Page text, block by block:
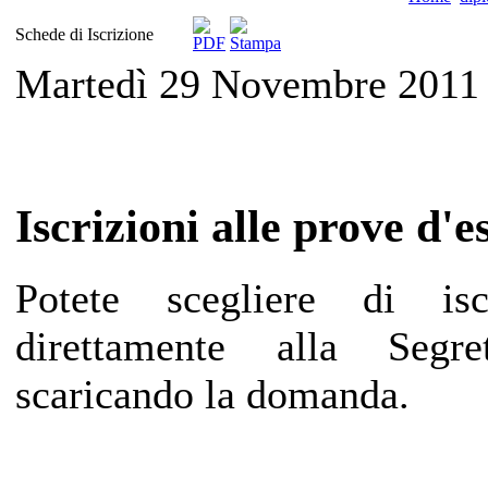
Schede di Iscrizione
Martedì 29 Novembre
Iscrizioni alle prove
Potete scegliere di
direttamente alla
scaricando la domanda.